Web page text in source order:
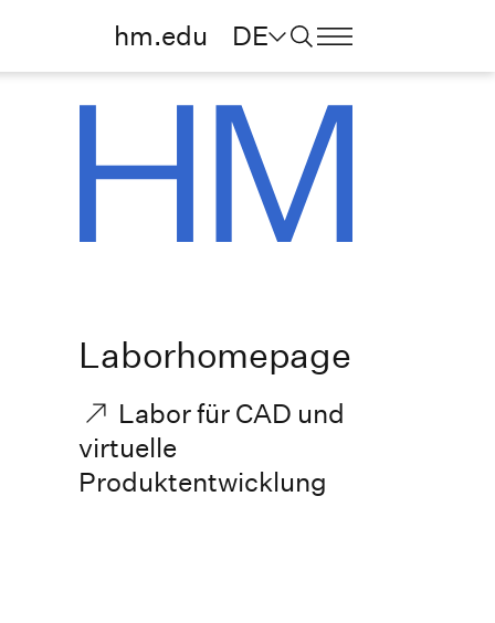
hm.edu DE
Laborhomepage
Labor für CAD und
virtuelle
Produktentwicklung